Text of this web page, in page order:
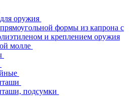
оружия
формы из капрона с
и креплением оружия
молле
подсумки